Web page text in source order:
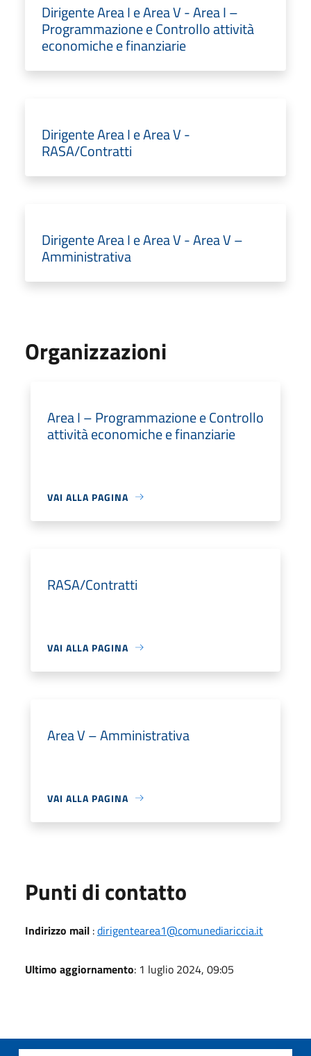
Dirigente Area I e Area V - Area I –
Programmazione e Controllo attività
economiche e finanziarie
Dirigente Area I e Area V -
RASA/Contratti
Dirigente Area I e Area V - Area V –
Amministrativa
Organizzazioni
Area I – Programmazione e Controllo
attività economiche e finanziarie
VAI ALLA PAGINA
RASA/Contratti
VAI ALLA PAGINA
Area V – Amministrativa
VAI ALLA PAGINA
Punti di contatto
Indirizzo mail :dirigentearea1@comunediariccia.it
Ultimo aggiornamento: 1 luglio 2024, 09:05